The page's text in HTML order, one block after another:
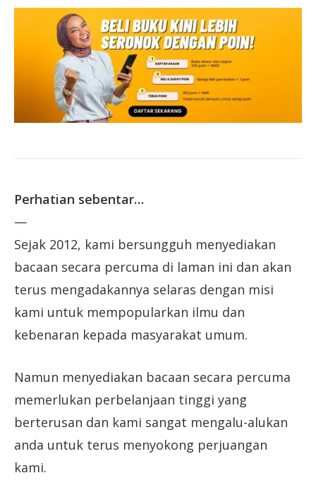
Perhatian sebentar…
—
Sejak 2012, kami bersungguh menyediakan
bacaan secara percuma di laman ini dan akan
terus mengadakannya selaras dengan misi
kami untuk mempopularkan ilmu dan
kebenaran kepada masyarakat umum.
Namun menyediakan bacaan secara percuma
memerlukan perbelanjaan tinggi yang
berterusan dan kami sangat mengalu-alukan
anda untuk terus menyokong perjuangan
kami.